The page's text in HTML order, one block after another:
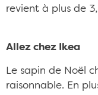
revient à plus de
Allez chez Ikea
Le sapin de Noël
raisonnable. En